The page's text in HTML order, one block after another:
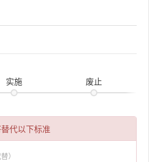
实施 废止
代以下标准
）